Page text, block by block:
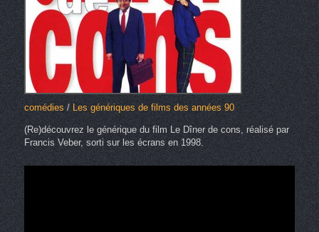
comédies/ Les génériques de films des années 90
(Re)découvrez le générique du film Le Dîner de cons, réalisé par
Francis Veber, sorti sur les écrans en 1998.